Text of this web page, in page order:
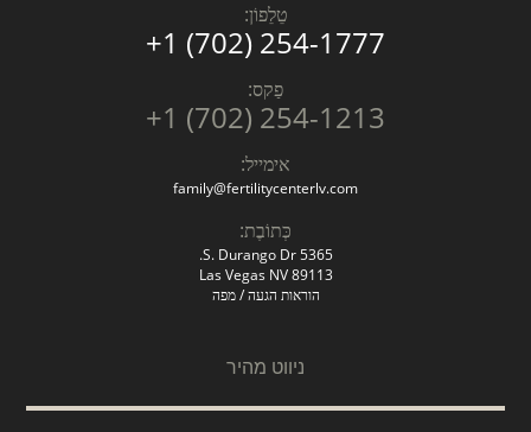
טֵלֵפוֹן:
+1 (702) 254-1777
פַקס:
+1 (702) 254-1213
אימייל:
family@fertilitycenterlv.com
כְּתוֹבֶת:
5365 S. Durango Dr.
Las Vegas NV 89113
הוראות הגעה / מפה
ניווט מהיר